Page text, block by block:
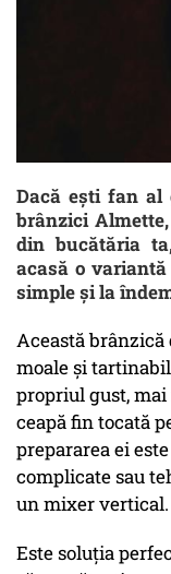
Dacă ești fan al
brânzici
din bucătăria
acasă o
simple și la
Această brânzică
moale și
propriul gust,
ceapă fin tocată
prepararea ei
complicate sau
un mixer vertical.
Este soluția